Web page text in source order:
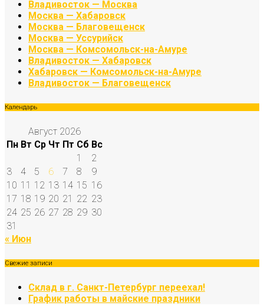
Владивосток — Москва
Москва — Хабаровск
Москва — Благовещенск
Москва — Уссурийск
Москва — Комсомольск-на-Амуре
Владивосток — Хабаровск
Хабаровск — Комсомольск-на-Амуре
Владивосток — Благовещенск
Календарь
Август 2026
Пн Вт Ср Чт Пт Сб Вс
1
2
3
4 5 6 7 8
9
10 11 12 13 14 15 16
17 18 19 20 21 22 23
24 25 26 27 28 29 30
31
« Июн
Свежие записи
Склад в г. Санкт-Петербург переехал!
График работы в майские праздники